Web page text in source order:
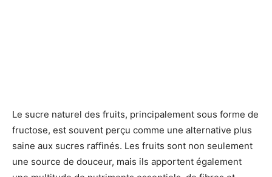
Le sucre naturel des fruits, principalement sous forme de
fructose, est souvent perçu comme une alternative plus
saine aux sucres raffinés. Les fruits sont non seulement
une source de douceur, mais ils apportent également